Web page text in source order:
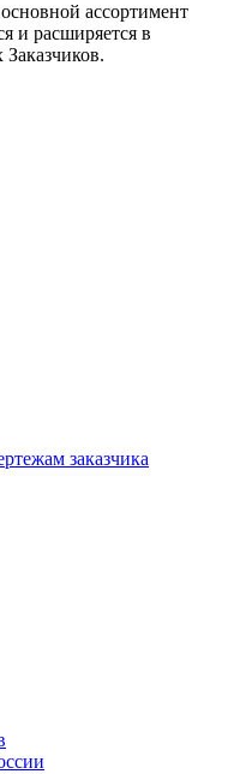
ассортимент
и расширяется в
заказчика